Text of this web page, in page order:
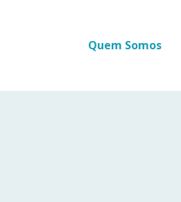
Quem Somos